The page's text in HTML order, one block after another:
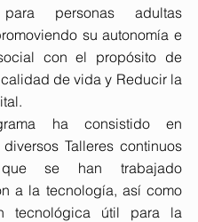
personas adultas
su autonomía e
con el propósito de
de vida y Reducir la
ha consistido en
Talleres continuos
se han trabajado
a la tecnología, así como
tecnológica útil para la